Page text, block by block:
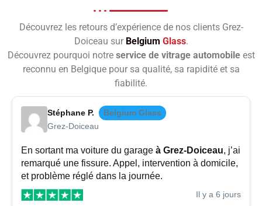
Découvrez les retours d’expérience de nos clients Grez-
Doiceau sur Belgium Glass.
Découvrez pourquoi notre service de vitrage automobileest
reconnu en Belgique pour sa qualité, sa rapidité et sa
fiabilité.
Stéphane P.
Belgium Glass
Grez-Doiceau
En sortant ma voiture du garage à Grez-Doiceau, j’ai
remarqué une fissure. Appel, intervention à domicile,
et problème réglé dans la journée.
Il y a 6 jours